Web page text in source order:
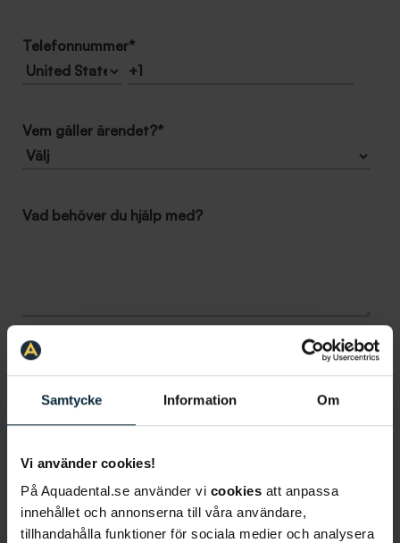
Samtycke Information Om
Vi använder cookies!
På Aquadental.se använder vi cookies att anpassa
innehållet och annonserna till våra användare,
tillhandahålla funktioner för sociala medier och analysera
Telefonnummer*
Vem gäller ärendet?*
Vad behöver du hjälp med?
Ja
utskick till mig för deras produkter och
tjänster.